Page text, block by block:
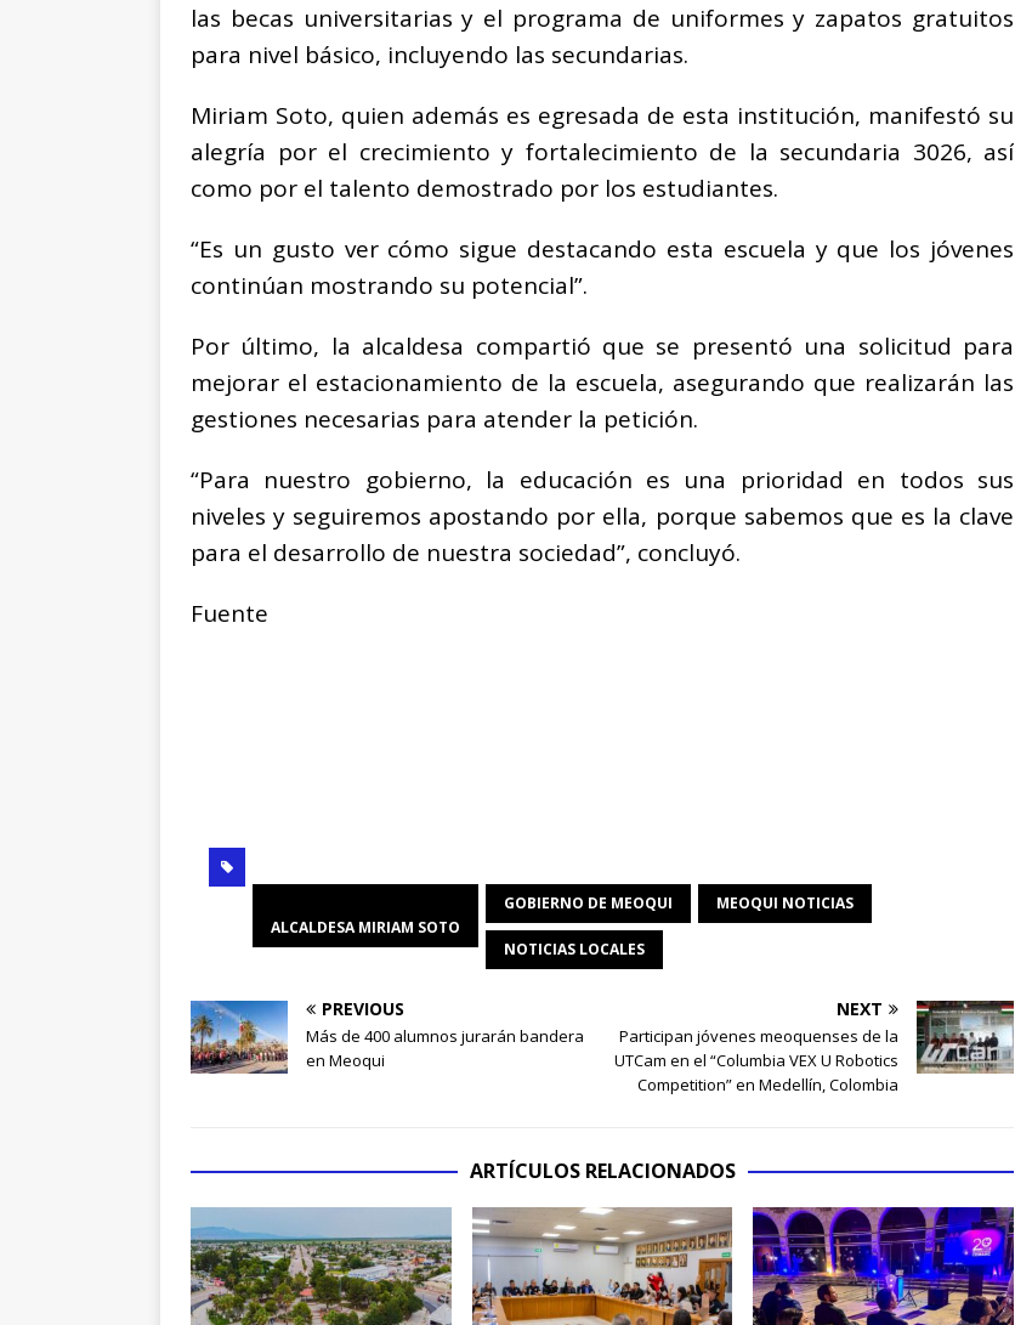
las becas universitarias y el programa de uniformes y zapatos gratuitos
para nivel básico, incluyendo las secundarias.
Miriam Soto, quien además es egresada de esta institución, manifestó su
alegría por el crecimiento y fortalecimiento de la secundaria 3026, así
como por el talento demostrado por los estudiantes.
“Es un gusto ver cómo sigue destacando esta escuela y que los jóvenes
continúan mostrando su potencial”.
Por último, la alcaldesa compartió que se presentó una solicitud para
mejorar el estacionamiento de la escuela, asegurando que realizarán las
gestiones necesarias para atender la petición.
“Para nuestro gobierno, la educación es una prioridad en todos sus
niveles y seguiremos apostando por ella, porque sabemos que es la clave
para el desarrollo de nuestra sociedad”, concluyó.
Fuente
ALCALDESA MIRIAM SOTO
GOBIERNO DE MEOQUI MEOQUI NOTICIAS
NOTICIAS LOCALES
PREVIOUS
Más de 400 alumnos jurarán bandera
en Meoqui
NEXT
Participan jóvenes meoquenses de la
UTCam en el “Columbia VEX U Robotics
Competition” en Medellín, Colombia
ARTÍCULOS RELACIONADOS